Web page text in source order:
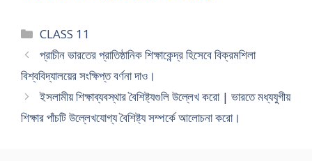
Categories
CLASS 11
প্রাচীন ভারতের প্রাতিষ্ঠানিক শিক্ষাকেন্দ্র হিসেবে বিক্রমশিলা
বিশ্ববিদ্যালয়ের সংক্ষিপ্ত বর্ণনা দাও।
ইসলামীয় শিক্ষাব্যবস্থার বৈশিষ্ট্যগুলি উল্লেখ করাে | ভারতে মধ্যযুগীয়
শিক্ষার পাঁচটি উল্লেখযােগ্য বৈশিষ্ট্য সম্পর্কে আলােচনা করাে।